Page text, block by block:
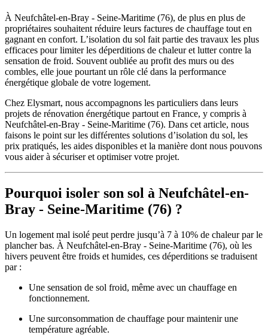
À Neufchâtel-en-Bray - Seine-Maritime (76), de plus en plus de
propriétaires souhaitent réduire leurs factures de chauffage tout en
gagnant en confort. L’isolation du sol fait partie des travaux les plus
efficaces pour limiter les déperditions de chaleur et lutter contre la
sensation de froid. Souvent oubliée au profit des murs ou des
combles, elle joue pourtant un rôle clé dans la performance
énergétique globale de votre logement.
Chez Elysmart, nous accompagnons les particuliers dans leurs
projets de rénovation énergétique partout en France, y compris à
Neufchâtel-en-Bray - Seine-Maritime (76). Dans cet article, nous
faisons le point sur les différentes solutions d’isolation du sol, les
prix pratiqués, les aides disponibles et la manière dont nous pouvons
vous aider à sécuriser et optimiser votre projet.
Pourquoi isoler son sol à Neufchâtel-en-
Bray - Seine-Maritime (76) ?
Un logement mal isolé peut perdre jusqu’à 7 à 10% de chaleur par le
plancher bas. À Neufchâtel-en-Bray - Seine-Maritime (76), où les
hivers peuvent être froids et humides, ces déperditions se traduisent
par :
Une sensation de sol froid, même avec un chauffage en
fonctionnement.
Une surconsommation de chauffage pour maintenir une
température agréable.